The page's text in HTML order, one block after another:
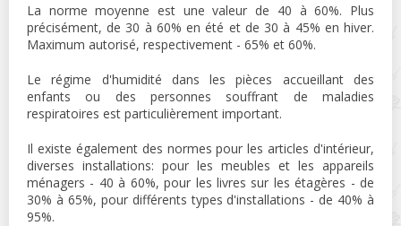
La norme moyenne est une valeur de 40 à 60%. Plus
précisément, de 30 à 60% en été et de 30 à 45% en hiver.
Maximum autorisé, respectivement - 65% et 60%.
Le régime d'humidité dans les pièces accueillant des
enfants ou des personnes souffrant de maladies
respiratoires est particulièrement important.
Il existe également des normes pour les articles d'intérieur,
diverses installations: pour les meubles et les appareils
ménagers - 40 à 60%, pour les livres sur les étagères - de
30% à 65%, pour différents types d'installations - de 40% à
95%.